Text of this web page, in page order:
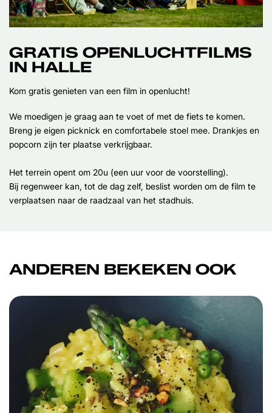
GRATIS OPENLUCHTFILMS
IN HALLE
Kom gratis genieten van een film in openlucht!
We moedigen je graag aan te voet of met de fiets te komen.
Breng je eigen picknick en comfortabele stoel mee. Drankjes en
popcorn zijn ter plaatse verkrijgbaar.
Het terrein opent om 20u (een uur voor de voorstelling).
Bij regenweer kan, tot de dag zelf, beslist worden om de film te
verplaatsen naar de raadzaal van het stadhuis.
ANDEREN BEKEKEN OOK
Overslaan